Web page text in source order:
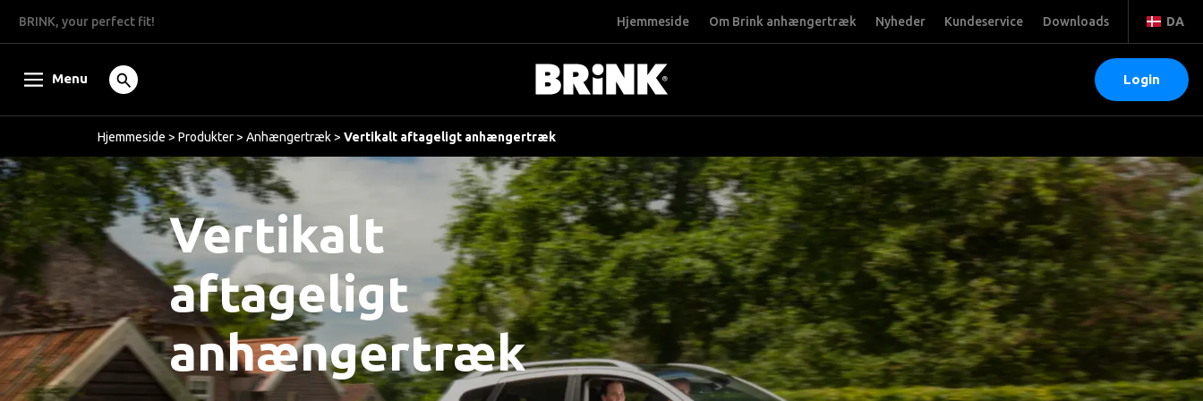
BRINK, your perfect fit! Hjemmeside Om Brink anhængertræk Nyheder Kundeservice Downloads DA
Menu Login
Hjemmeside > Produkter > Anhængertræk > Vertikalt aftageligt anhængertræk
Vertikalt
aftageligt
anhængertræk